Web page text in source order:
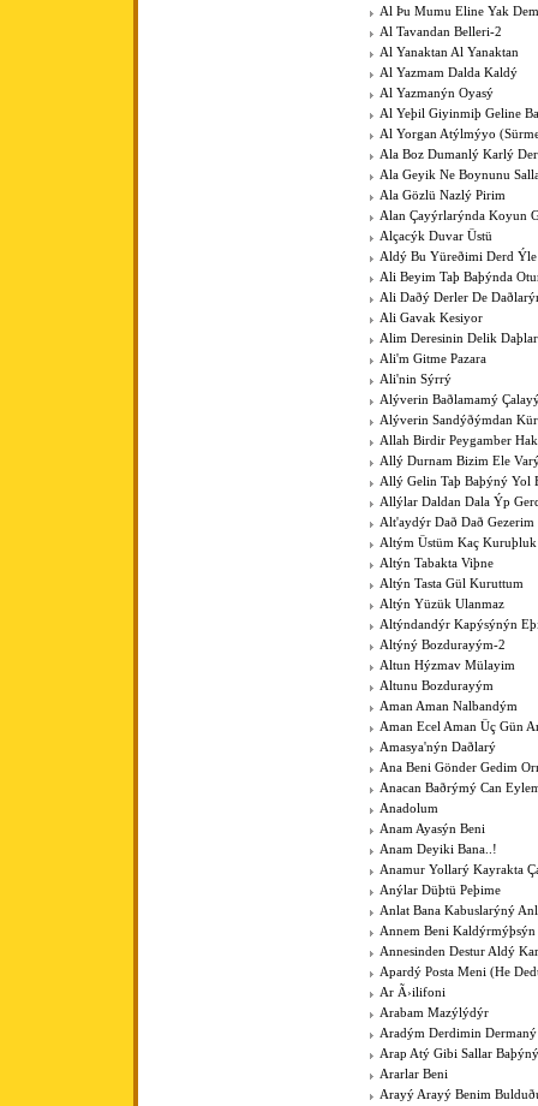
Al Þu Mumu Eline Yak
Al Tavandan Belleri-2
Al Yanaktan Al Yanaktan
Al Yazmam Dalda Kaldý
Al Yazmanýn Oyasý
Al Yeþil Giyinmiþ Geline
Al Yorgan Atýlmýyo
Ala Boz Dumanlý Karlý
Ala Geyik Ne Boynunu
Ala Gözlü Nazlý Pirim
Alan Çayýrlarýnda Koyun
Alçacýk Duvar Üstü
Aldý Bu Yüreðimi Derd
Ali Beyim Taþ Baþýnda
Ali Daðý Derler De
Ali Gavak Kesiyor
Alim Deresinin Delik
Ali'm Gitme Pazara
Ali'nin Sýrrý
Alýverin Baðlamamý
Alýverin Sandýðýmdan
Allah Birdir Peygamber Hak
Allý Durnam Bizim Ele
Allý Gelin Taþ Baþýný Yol
Allýlar Daldan Dala Ýp
Alt'aydýr Dað Dað Gezerim
Altým Üstüm Kaç Kuruþluk
Altýn Tabakta Viþne
Altýn Tasta Gül Kuruttum
Altýn Yüzük Ulanmaz
Altýndandýr Kapýsýnýn
Altýný Bozdurayým-2
Altun Hýzmav Mülayim
Altunu Bozdurayým
Aman Aman Nalbandým
Aman Ecel Aman Üç Gün
Amasya'nýn Daðlarý
Ana Beni Gönder Gedim
Anacan Baðrýmý Can
Anadolum
Anam Ayasýn Beni
Anam Deyiki Bana..!
Anamur Yollarý Kayrakta
Anýlar Düþtü Peþime
Anlat Bana Kabuslarýný
Annem Beni
Annesinden Destur Aldý
Apardý Posta Meni (He
Ar Ã›ilifoni
Arabam Mazýlýdýr
Aradým Derdimin
Arap Atý Gibi Sallar Baþýný
Ararlar Beni
Arayý Arayý Benim